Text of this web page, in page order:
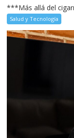
***Más allá del
Salud y Tecnología